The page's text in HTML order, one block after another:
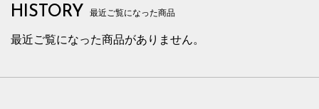
HISTORY 最近ご覧になった商品
最近ご覧になった商品がありません。